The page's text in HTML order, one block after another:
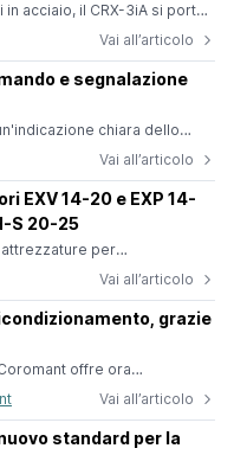
acciaio, il CRX-3iA si porta
un braccio fisso.FANUC
il modello più leggero e
Ideato per essere
minuti, si rivolge a tutte
il robot fa d
Vai all’articolo
e segnalazione
chiara dello
di comando e
sono progettati per
e per un’indicazione
di funzionamento e delle
costruzione di
Vai all’articolo
EXV 14-20 e EXP 14-
S 20-25
attrezzature per
portfolio per
l’aggiornamento di
sviluppare attrezzature di
efficienti per ogni
di sicurezza
Vai all’articolo
grazie
offre ora
degli utensili Lo
leader di soluzioni per la
il suo servizio di
rotanti. Per consentire ai
di ricondiz
Vai all’articolo
standard per la